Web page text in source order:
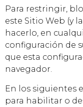
Para restringir,
este Sitio Web (y
hacerlo, en
configuración de
que esta
navegador.
En los siguientes
para habilitar o